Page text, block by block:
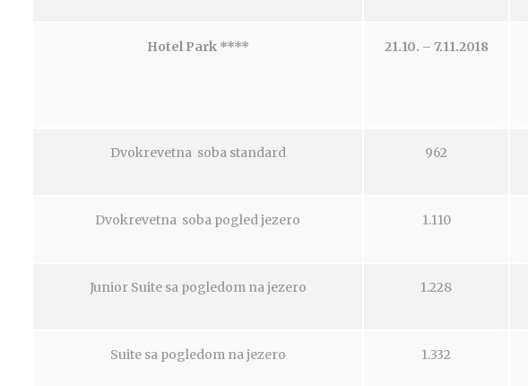
Hotel Park **** 21.10. – 7.11.2018
Dvokrevetna soba standard 962
Dvokrevetna soba pogled jezero 1.110
Junior Suite sa pogledom na jezero 1.228
Suite sa pogledom na jezero 1.332